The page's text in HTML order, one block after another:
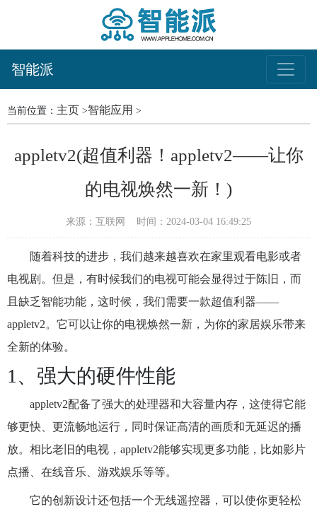
智能派
当前位置： 主页 >智能应用 >
appletv2(超值利器！appletv2——让你
的电视焕然一新！)
来源：互联网 时间：2024-03-04 16:49:25
随着科技的进步，我们越来越喜欢在家里观看电影或者
电视剧。但是，有时候我们的电视可能会显得过于陈旧，而
且缺乏智能功能，这时候，我们需要一款超值利器——
appletv2。它可以让你的电视焕然一新，为你的家居娱乐带来
全新的体验。
1、强大的硬件性能
appletv2配备了强大的处理器和大容量内存，这使得它能
够更快、更流畅地运行，同时保证高清的画质和无延迟的播
放。相比老旧的电视，appletv2能够实现更多功能，比如影片
点播、在线音乐、游戏娱乐等等。
它的创新设计还包括一个无线遥控器，可以使你更轻松